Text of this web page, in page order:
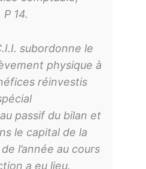
14.
subordonne le
physique à
réinvestis
passif du bilan et
le capital de la
l’année au cours
a eu lieu.